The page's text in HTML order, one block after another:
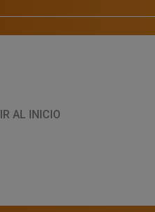
IR AL INICIO